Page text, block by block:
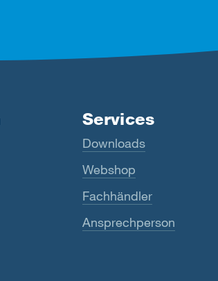
Services
Downloads
Webshop
Fachhändler
Ansprechperson